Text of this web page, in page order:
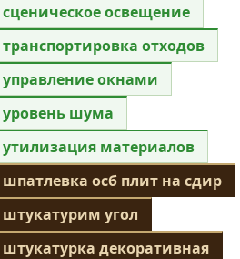
сценическое освещение
транспортировка отходов
управление окнами
уровень шума
утилизация материалов
шпатлевка осб плит на сдир
штукатурим угол
штукатурка декоративная